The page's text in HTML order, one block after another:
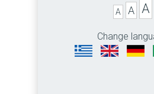
A A A
Change